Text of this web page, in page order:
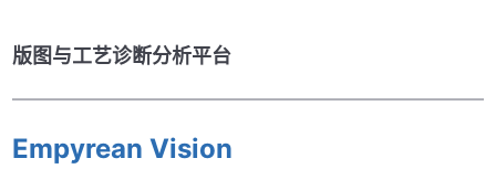
版图与工艺诊断分析平台
Empyrean Vision